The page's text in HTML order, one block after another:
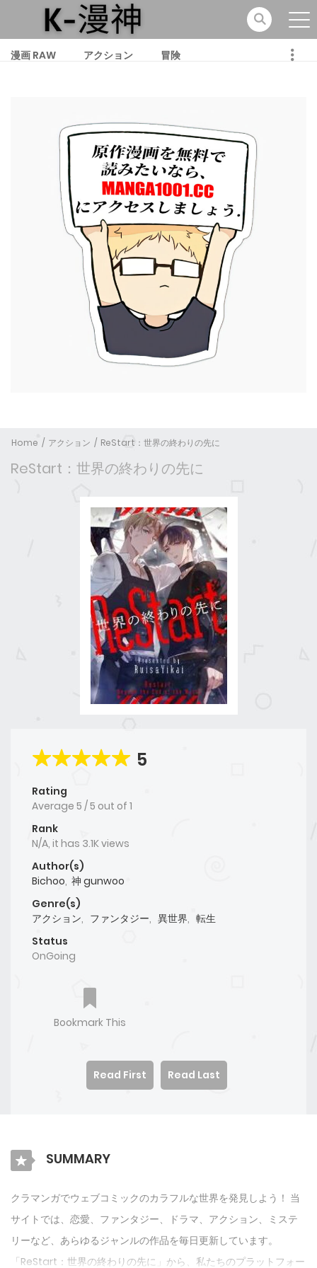
漫画 RAW アクション 冒険
Home アクション ReStart：世界の終わりの先に
ReStart：世界の終わりの先に
5
Rating
Average 5 /5 out of 1
Rank
N/A, it has 3.1K views
Author(s)
Bichoo, 神 gunwoo
Genre(s)
アクション, ファンタジー, 異世界, 転生
Status
OnGoing
Bookmark This
Read First Read Last
SUMMARY
クラマンガでウェブコミックのカラフルな世界を発見しよう！ 当
サイトでは、恋愛、ファンタジー、ドラマ、アクション、ミステ
リーなど、あらゆるジャンルの作品を毎日更新しています。
「ReStart：世界の終わりの先に」から、私たちのプラットフォー